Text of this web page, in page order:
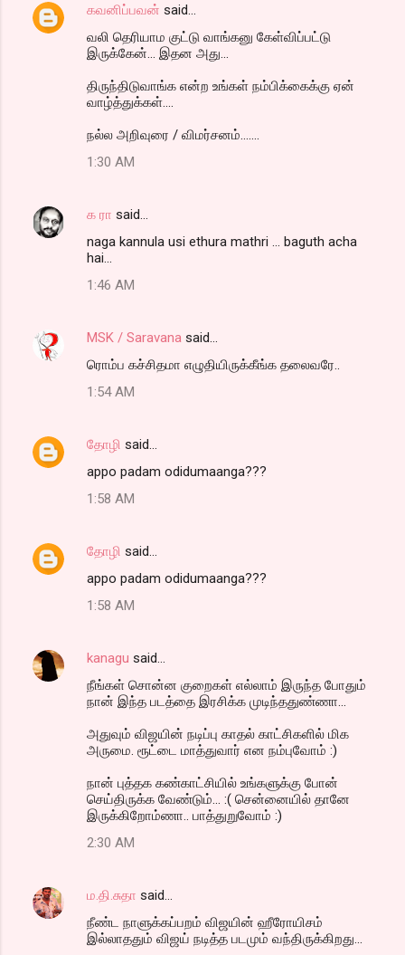
C
கவனிப்பவன் said…
வலி தெரியாம குட்டு வாங்கனு கேள்விப்பட்டு
இருக்கேன்... இதன அது...
திருந்திடுவாங்க என்ற உங்கள் நம்பிக்கைக்கு ஏன்
வாழ்த்துக்கள்....
நல்ல அறிவுரை / விமர்சனம்.......
1:30 AM
க ரா said…
naga kannula usi ethura mathri ... baguth acha
hai...
1:46 AM
MSK / Saravana said…
ரொம்ப கச்சிதமா எழுதியிருக்கீங்க தலைவரே..
1:54 AM
தோழி said…
appo padam odidumaanga???
1:58 AM
தோழி said…
appo padam odidumaanga???
1:58 AM
kanagu said…
நீங்கள் சொன்ன குறைகள் எல்லாம் இருந்த போதும்
நான் இந்த படத்தை இரசிக்க முடிந்ததுண்ணா...
அதுவும் விஜயின் நடிப்பு காதல் காட்சிகளில் மிக
அருமை. ரூட்டை மாத்துவார் என நம்புவோம் :)
நான் புத்தக கண்காட்சியில் உங்களுக்கு போன்
செய்திருக்க வேண்டும்... :( சென்னையில் தானே
இருக்கிறோம்ணா.. பாத்துறுவோம் :)
2:30 AM
ம.தி.சுதா said…
நீண்ட நாளுக்கப்பறம் விஜயின் ஹீரோயிசம்
இல்லாததும் விஜய் நடித்த படமும் வந்திருக்கிறது...